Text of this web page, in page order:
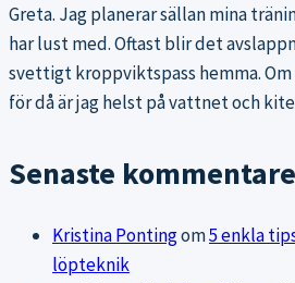
Greta. Jag planerar sällan mina
har lust med. Oftast blir det
svettigt kroppviktspass hemma.
för då är jag helst på vattnet och
Senaste
Kristina Pontingom5 enkla
löpteknik